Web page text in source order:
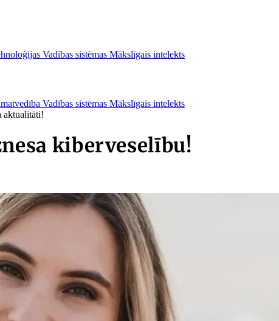
Vadības sistēmas Mākslīgais intelekts
Vadības sistēmas Mākslīgais intelekts
aktualitāti!
kiberveselību!